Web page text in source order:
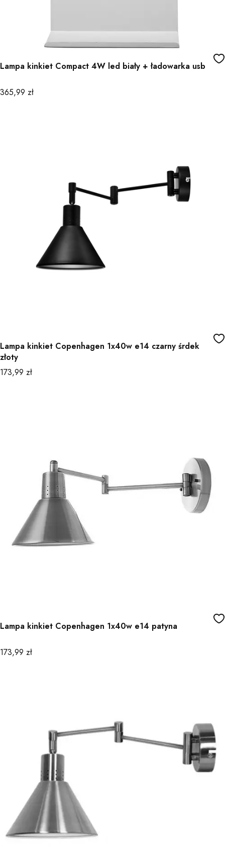
Lampa kinkiet Compact 4W led biały + ładowarka usb
Cena
365,99 zł
Lampa kinkiet Copenhagen 1x40w e14 czarny śrdek
złoty
Cena
173,99 zł
Lampa kinkiet Copenhagen 1x40w e14 patyna
Cena
173,99 zł